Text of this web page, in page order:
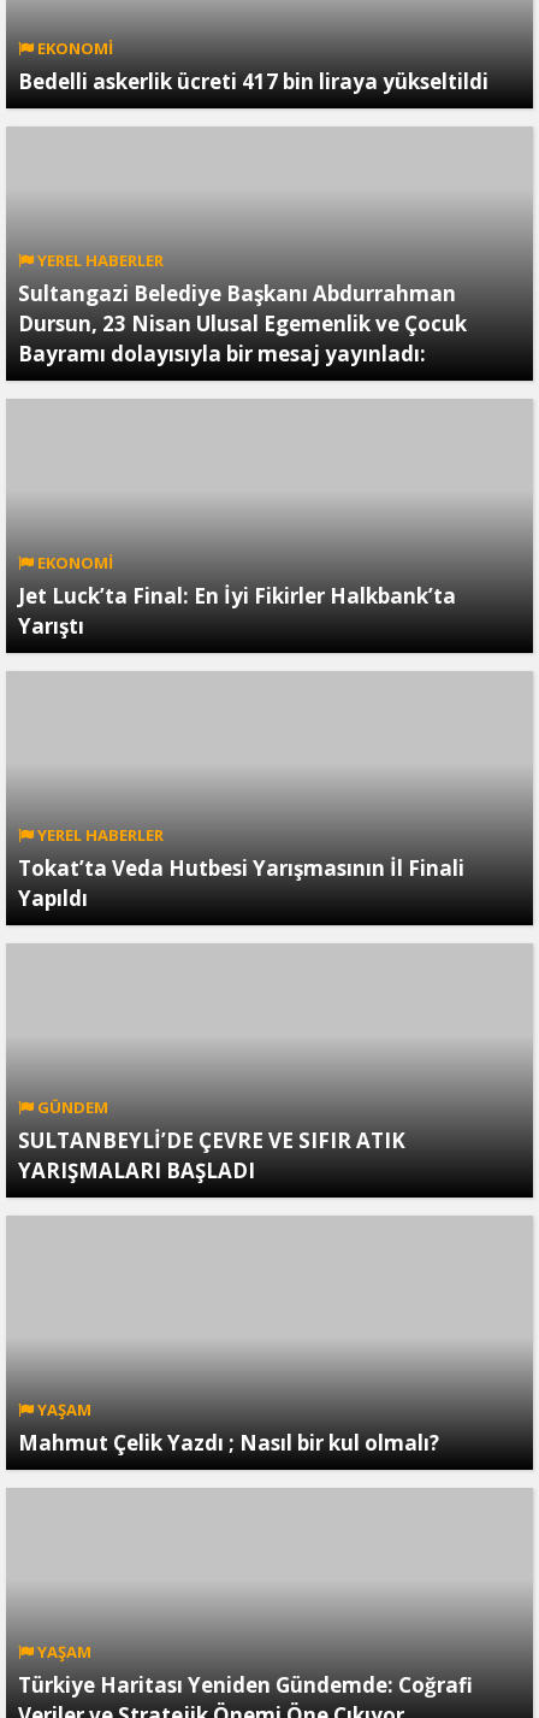
EKONOMİ
Bedelli askerlik ücreti 417 bin liraya yükseltildi
YEREL HABERLER
Sultangazi Belediye Başkanı Abdurrahman
Dursun, 23 Nisan Ulusal Egemenlik ve Çocuk
Bayramı dolayısıyla bir mesaj yayınladı:
EKONOMİ
Jet Luck’ta Final: En İyi Fikirler Halkbank’ta
Yarıştı
YEREL HABERLER
Tokat’ta Veda Hutbesi Yarışmasının İl Finali
Yapıldı
GÜNDEM
SULTANBEYLİ’DE ÇEVRE VE SIFIR ATIK
YARIŞMALARI BAŞLADI
YAŞAM
Mahmut Çelik Yazdı ; Nasıl bir kul olmalı?
YAŞAM
Türkiye Haritası Yeniden Gündemde: Coğrafi